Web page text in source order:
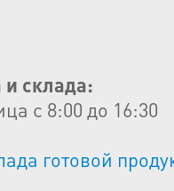
склада:
с 8:00 до 16:30
готовой